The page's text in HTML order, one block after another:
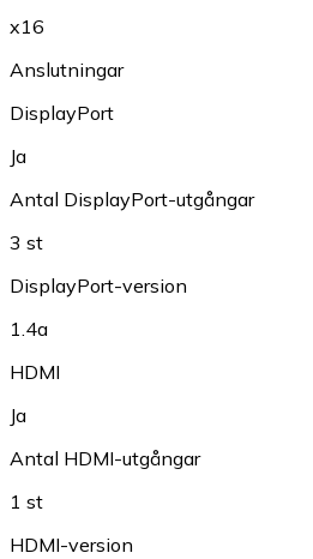
x16
Anslutningar
DisplayPort
Ja
Antal DisplayPort-utgångar
3 st
DisplayPort-version
1.4a
HDMI
Ja
Antal HDMI-utgångar
1 st
HDMI-version